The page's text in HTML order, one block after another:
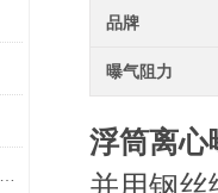
品牌
曝气阻力
浮筒离心
并用钢丝